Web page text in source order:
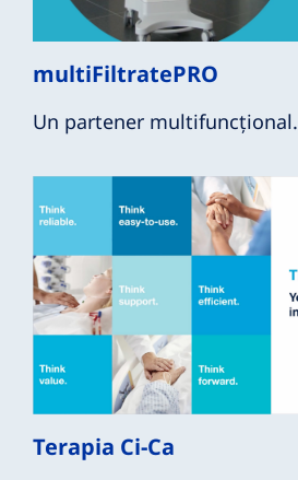
multiFiltratePRO
Un partener multifuncțional.
Terapia Ci-Ca